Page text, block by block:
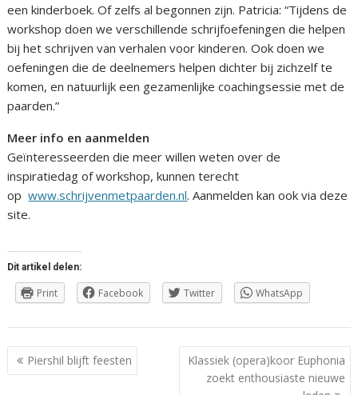
een kinderboek. Of zelfs al begonnen zijn. Patricia: “Tijdens de
workshop doen we verschillende schrijfoefeningen die helpen
bij het schrijven van verhalen voor kinderen. Ook doen we
oefeningen die de deelnemers helpen dichter bij zichzelf te
komen, en natuurlijk een gezamenlijke coachingsessie met de
paarden.”
Meer info en aanmelden
Geïnteresseerden die meer willen weten over de
inspiratiedag of workshop, kunnen terecht
opwww.schrijvenmetpaarden.nl. Aanmelden kan ook via deze
site.
Dit artikel delen:
Print Facebook Twitter WhatsApp
Berichtnavigatie
Piershil blijft feesten
Klassiek (opera)koor Euphonia
zoekt enthousiaste nieuwe